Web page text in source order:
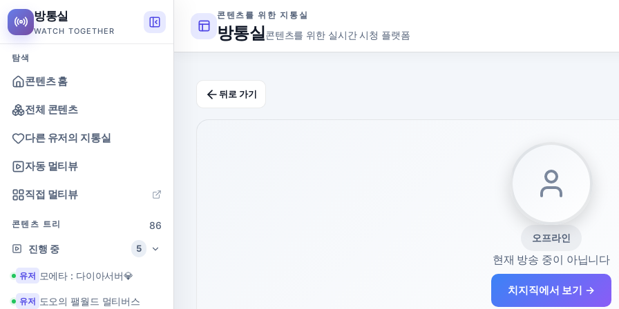
방통실
WATCH TOGETHER
탐색
콘텐츠 홈
전체 콘텐츠
다른 유저의 지통실
자동 멀티뷰
직접 멀티뷰
콘텐츠 트리
86
진행 중
5
유저 모에타 : 다이아서버💎
유저 도오의 팰월드 멀티버스
콘텐츠를 위한 지통실
방통실콘텐츠를 위한 실시간 시청 플랫폼
뒤로 가기
오프라인
현재 방송 중이 아닙니다
치지직에서 보기 →